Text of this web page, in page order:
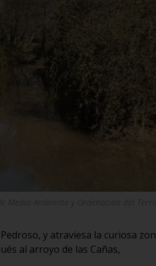
y atraviesa la curiosa
al arroyo de las Cañas,